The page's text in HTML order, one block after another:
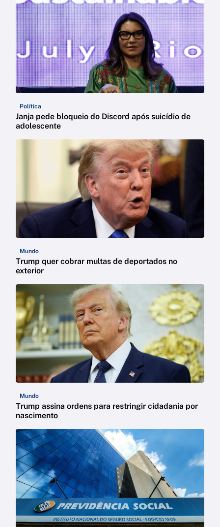
Política
Janja pede bloqueio do Discord após suicídio de
adolescente
Mundo
Trump quer cobrar multas de deportados no
exterior
Mundo
Trump assina ordens para restringir cidadania por
nascimento